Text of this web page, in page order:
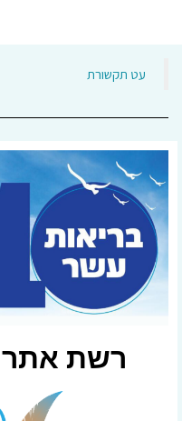
‏עט תקשורת‏
רשת